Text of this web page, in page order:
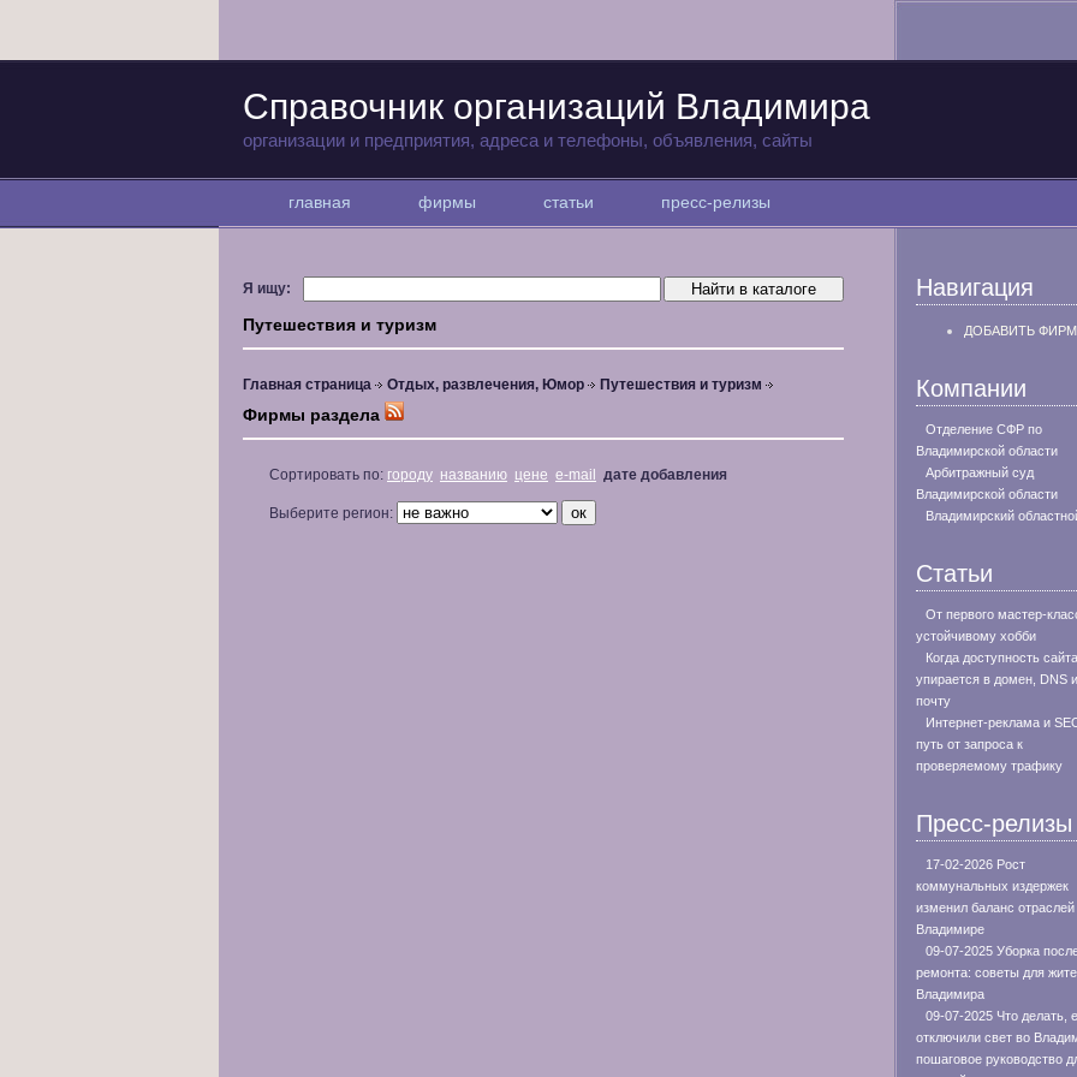
Справочник организаций Владимира
организации и предприятия, адреса и телефоны, объявления, сайты
главная фирмы статьи пресс-релизы
Я ищу:
Путешествия и туризм
Главная страница Отдых, развлечения, Юмор Путешествия и туризм
Фирмы раздела
Сортировать по: городу названию цене e-mail дате добавления
Выберите регион:
Навигация
ДОБАВИТЬ
Компании
Отделение СФР по
Владимирской области
Арбитражный суд
Владимирской области
Владимирский
Статьи
От первого мастер-
устойчивому хобби
Когда доступность сайта
упирается в домен, DNS и
почту
Интернет-реклама и
путь от запроса к
проверяемому трафику
Пресс-релизы
17-02-2026 Рост
коммунальных издержек
изменил баланс отраслей
Владимире
09-07-2025 Уборка
ремонта: советы для
Владимира
09-07-2025 Что делать,
отключили свет во
пошаговое руководство